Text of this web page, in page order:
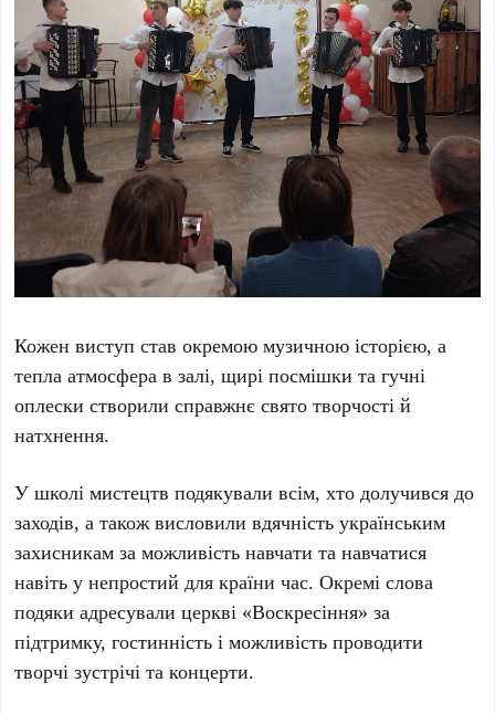
Кожен виступ став окремою музичною історією, а
тепла атмосфера в залі, щирі посмішки та гучні
оплески створили справжнє свято творчості й
натхнення.
У школі мистецтв подякували всім, хто долучився до
заходів, а також висловили вдячність українським
захисникам за можливість навчати та навчатися
навіть у непростий для країни час. Окремі слова
подяки адресували церкві «Воскресіння» за
підтримку, гостинність і можливість проводити
творчі зустрічі та концерти.